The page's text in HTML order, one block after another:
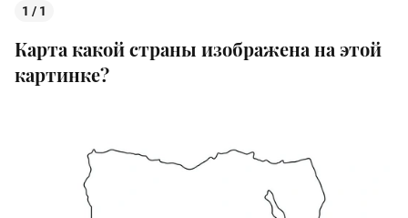
1 / 1
Карта какой страны изображена на этой
картинке?